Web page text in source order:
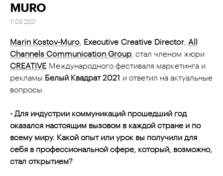
MURO
11.03.2021
Marin Kostov-Muro, Executive Creative Director, All
Channels Communication Group, стал членом жюри
CREATIVE Международного фестиваля маркетинга и
рекламы Белый Квадрат 2021 и ответил на актуальные
вопросы.
- Для индустрии коммуникаций прошедший год
оказался настоящим вызовом в каждой стране и по
всему миру. Какой опыт или урок вы получили для
себя в профессиональной сфере, который, возможно,
стал открытием?